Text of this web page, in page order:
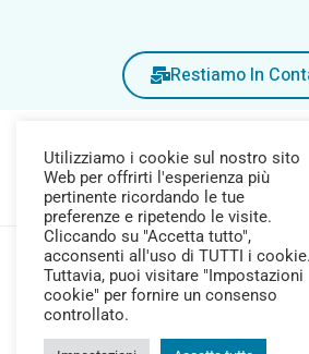
Restiamo In
Copyright © 2026 Farmacia Pozzi Srl
04377690245
Utilizziamo i cookie sul nostro sito
Web per offrirti l'esperienza più
pertinente ricordando le tue
preferenze e ripetendo le visite.
Cliccando su "Accetta tutto",
acconsenti all'uso di TUTTI i cookie.
Tuttavia, puoi visitare "Impostazioni
cookie" per fornire un consenso
controllato.